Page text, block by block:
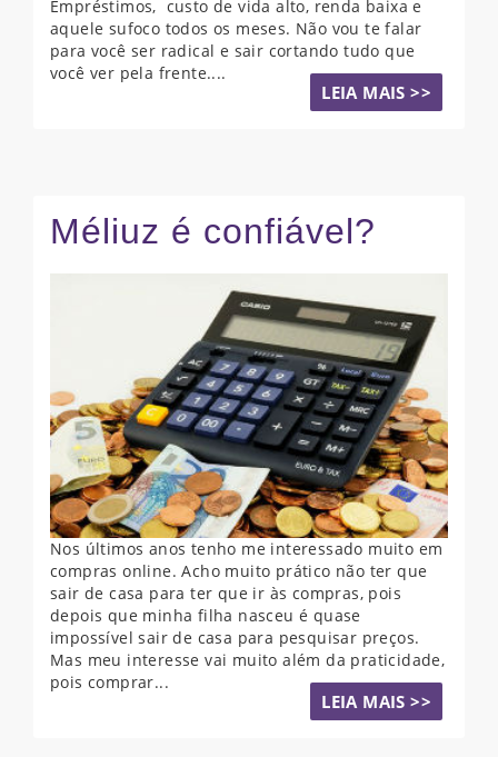
Empréstimos, custo de vida alto, renda baixa e
aquele sufoco todos os meses. Não vou te falar
para você ser radical e sair cortando tudo que
você ver pela frente....
LEIA MAIS >>
Méliuz é confiável?
Nos últimos anos tenho me interessado muito em
compras online. Acho muito prático não ter que
sair de casa para ter que ir às compras, pois
depois que minha filha nasceu é quase
impossível sair de casa para pesquisar preços.
Mas meu interesse vai muito além da praticidade,
pois comprar...
LEIA MAIS >>